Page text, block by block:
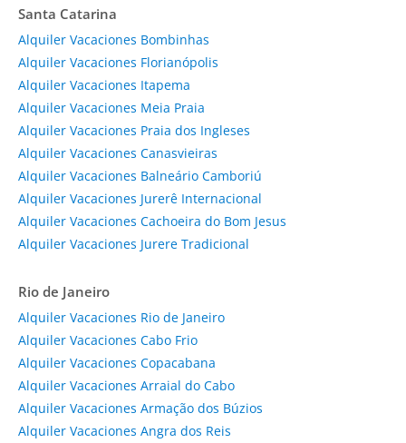
Santa Catarina
Alquiler Vacaciones Bombinhas
Alquiler Vacaciones Florianópolis
Alquiler Vacaciones Itapema
Alquiler Vacaciones Meia Praia
Alquiler Vacaciones Praia dos Ingleses
Alquiler Vacaciones Canasvieiras
Alquiler Vacaciones Balneário Camboriú
Alquiler Vacaciones Jurerê Internacional
Alquiler Vacaciones Cachoeira do Bom Jesus
Alquiler Vacaciones Jurere Tradicional
Rio de Janeiro
Alquiler Vacaciones Rio de Janeiro
Alquiler Vacaciones Cabo Frio
Alquiler Vacaciones Copacabana
Alquiler Vacaciones Arraial do Cabo
Alquiler Vacaciones Armação dos Búzios
Alquiler Vacaciones Angra dos Reis